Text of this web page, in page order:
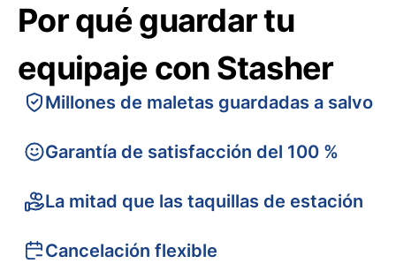
Por qué guardar tu
equipaje con Stasher
Millones de maletas guardadas a salvo
Garantía de satisfacción del 100 %
La mitad que las taquillas de estación
Cancelación flexible